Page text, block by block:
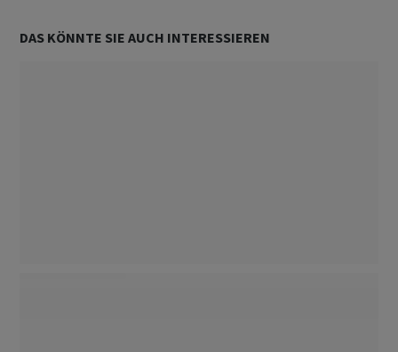
DAS KÖNNTE SIE AUCH INTERESSIEREN